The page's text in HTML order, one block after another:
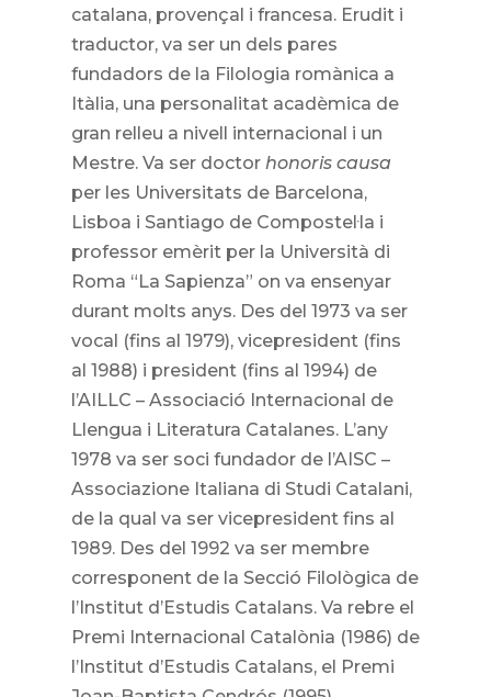
catalana, provençal i francesa. Erudit i
traductor, va ser un dels pares
fundadors de la Filologia romànica a
Itàlia, una personalitat acadèmica de
gran relleu a nivell internacional i un
Mestre. Va ser doctor honoris causa
per les Universitats de Barcelona,
Lisboa i Santiago de Compostel·la i
professor emèrit per la Università di
Roma “La Sapienza” on va ensenyar
durant molts anys. Des del 1973 va ser
vocal (fins al 1979), vicepresident (fins
al 1988) i president (fins al 1994) de
l’AILLC – Associació Internacional de
Llengua i Literatura Catalanes. L’any
1978 va ser soci fundador de l’AISC –
Associazione Italiana di Studi Catalani,
de la qual va ser vicepresident fins al
1989. Des del 1992 va ser membre
corresponent de la Secció Filològica de
l’Institut d’Estudis Catalans. Va rebre el
Premi Internacional Catalònia (1986) de
l’Institut d’Estudis Catalans, el Premi